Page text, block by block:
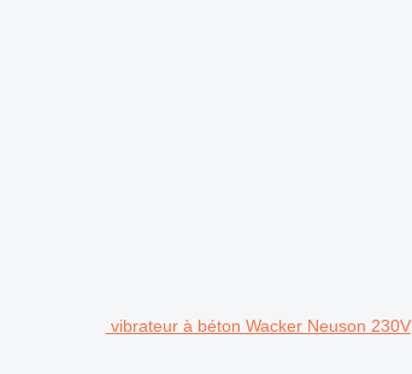
vibrateur à béton Wacker Neuson 230V